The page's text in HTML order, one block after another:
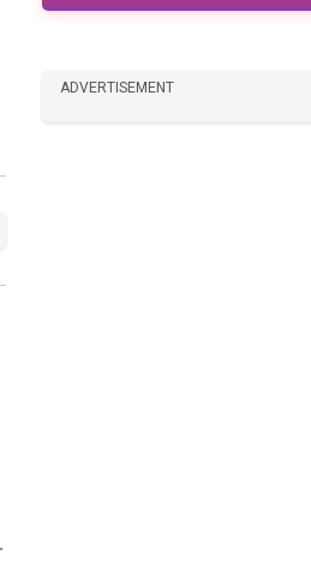
ADVERTISEMENT